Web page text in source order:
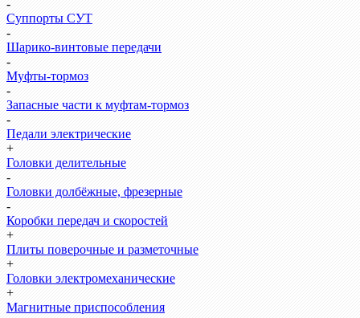
-
Суппорты СУТ
-
Шарико-винтовые передачи
-
Муфты-тормоз
-
Запасные части к муфтам-тормоз
-
Педали электрические
+
Головки делительные
-
Головки долбёжные, фрезерные
-
Коробки передач и скоростей
+
Плиты поверочные и разметочные
+
Головки электромеханические
+
Магнитные приспособления